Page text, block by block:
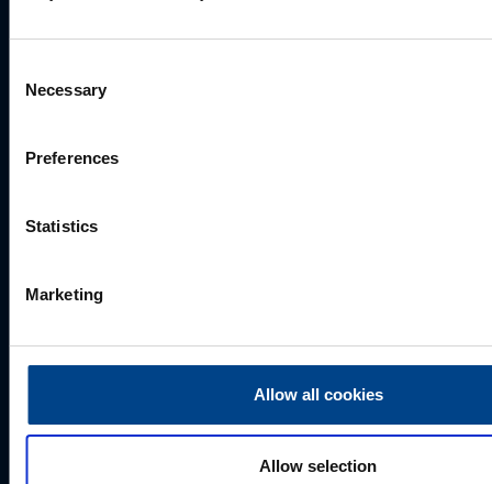
Selection
Necessary
Preferences
Statistics
Marketing
Allow all cookies
Allow selection
mark.milvek@utugroup.com
Eesnimi*
Ettevõte